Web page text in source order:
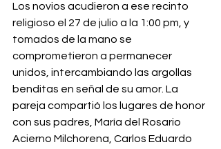
Los novios acudieron a ese recinto
religioso el 27 de julio a la 1:00 pm, y
tomados de la mano se
comprometieron a permanecer
unidos, intercambiando las argollas
benditas en señal de su amor. La
pareja compartió los lugares de honor
con sus padres, María del Rosario
Acierno Milchorena, Carlos Eduardo